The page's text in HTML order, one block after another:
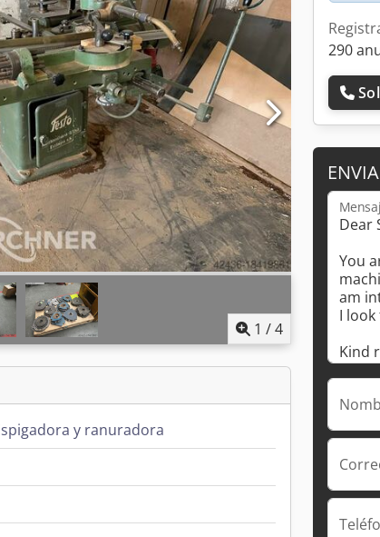
1 /4
y ranuradora
290